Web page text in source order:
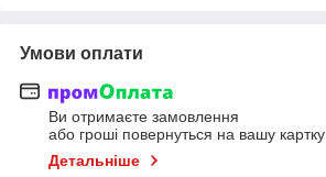
Умови оплати
Ви отримаєте замовлення
або гроші повернуться на вашу картку
Детальніше